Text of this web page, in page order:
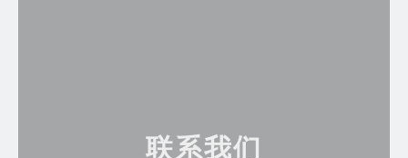
联系我们